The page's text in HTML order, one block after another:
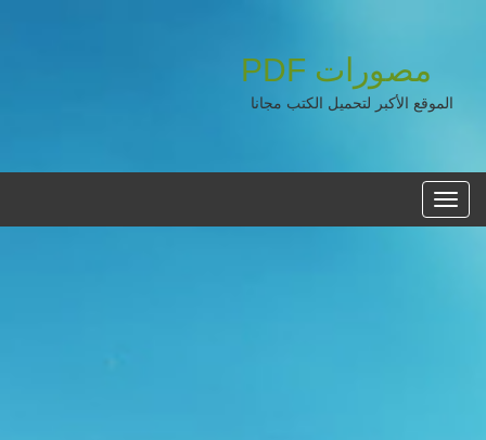
مصورات PDF
الموقع الأكبر لتحميل الكتب مجانا
القائمه
الرئيسية